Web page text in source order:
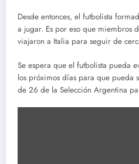
Desde entonces, el futbolista
a jugar. Es por eso que miembros
viajaron a Italia para seguir de
Se espera que el futbolista pueda
los próximos días para que pueda
de 26 de la Selección Argentina
Mostrar